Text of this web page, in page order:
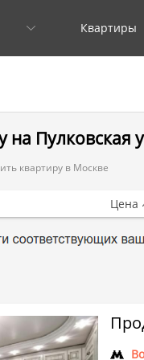
Квартиры
на Пулковская
квартиру в Москве
Цена